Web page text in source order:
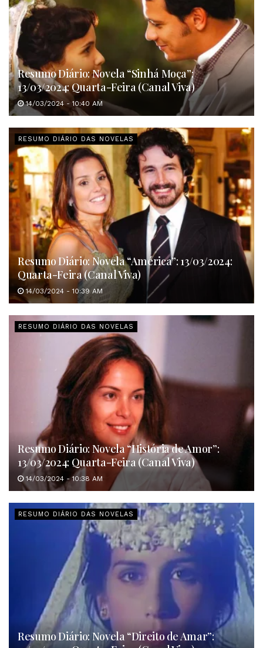
Resumo Diário: Novela “Sinhá Moça”:
13/03/2024: Quarta-Feira (Canal Viva)
14/03/2024 - 10:40 AM
RESUMO DIÁRIO DAS NOVELAS
Resumo Diário: Novela “América”: 13/03/2024:
Quarta-Feira (Canal Viva)
14/03/2024 - 10:39 AM
RESUMO DIÁRIO DAS NOVELAS
Resumo Diário: Novela “História de Amor”:
13/03/2024: Quarta-Feira (Canal Viva)
14/03/2024 - 10:38 AM
RESUMO DIÁRIO DAS NOVELAS
Resumo Diário: Novela “Direito de Amar”: